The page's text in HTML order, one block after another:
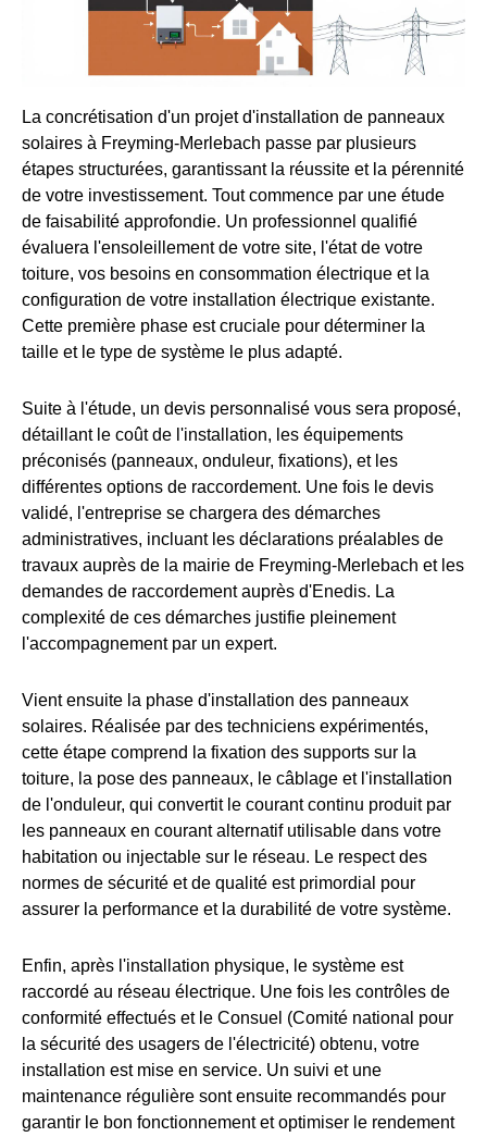
La concrétisation d'un projet d'installation de panneaux
solaires à Freyming-Merlebach passe par plusieurs
étapes structurées, garantissant la réussite et la pérennité
de votre investissement. Tout commence par une étude
de faisabilité approfondie. Un professionnel qualifié
évaluera l'ensoleillement de votre site, l'état de votre
toiture, vos besoins en consommation électrique et la
configuration de votre installation électrique existante.
Cette première phase est cruciale pour déterminer la
taille et le type de système le plus adapté.
Suite à l'étude, un devis personnalisé vous sera proposé,
détaillant le coût de l'installation, les équipements
préconisés (panneaux, onduleur, fixations), et les
différentes options de raccordement. Une fois le devis
validé, l'entreprise se chargera des démarches
administratives, incluant les déclarations préalables de
travaux auprès de la mairie de Freyming-Merlebach et les
demandes de raccordement auprès d'Enedis. La
complexité de ces démarches justifie pleinement
l'accompagnement par un expert.
Vient ensuite la phase d'installation des panneaux
solaires. Réalisée par des techniciens expérimentés,
cette étape comprend la fixation des supports sur la
toiture, la pose des panneaux, le câblage et l'installation
de l'onduleur, qui convertit le courant continu produit par
les panneaux en courant alternatif utilisable dans votre
habitation ou injectable sur le réseau. Le respect des
normes de sécurité et de qualité est primordial pour
assurer la performance et la durabilité de votre système.
Enfin, après l'installation physique, le système est
raccordé au réseau électrique. Une fois les contrôles de
conformité effectués et le Consuel (Comité national pour
la sécurité des usagers de l'électricité) obtenu, votre
installation est mise en service. Un suivi et une
maintenance régulière sont ensuite recommandés pour
garantir le bon fonctionnement et optimiser le rendement